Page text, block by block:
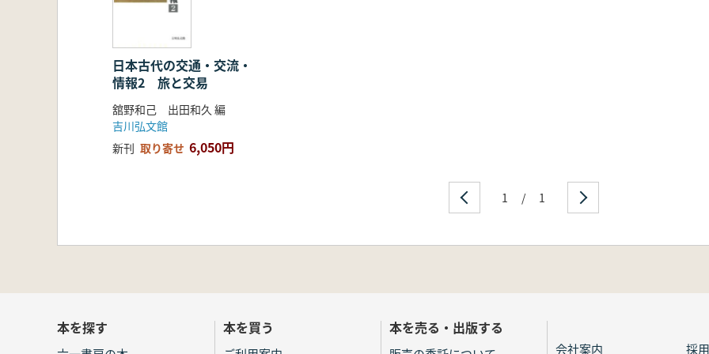
日本古代の交通・交流・
情報2 旅と交易
舘野和己 出田和久 編
吉川弘文館
新刊 取り寄せ 6,050円
1 / 1
本を探す 本を買う 本を売る・出版する
会社案内 採